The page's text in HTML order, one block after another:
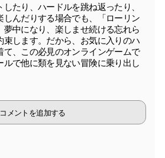
たり、ハードルを跳ね返ったり、
しんだりする場合でも、「ローリン
夢中になり、楽しませ続ける忘れら
束します。だから、お気に入りのハ
て、この必見のオンラインゲームで
で他に類を見ない冒険に乗り出し
コメントを追加する